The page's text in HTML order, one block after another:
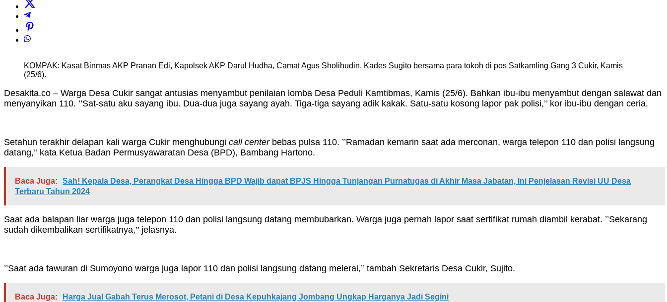
KOMPAK: Kasat Binmas AKP Pranan Edi, Kapolsek AKP Darul Hudha, Camat Agus Sholihudin, Kades Sugito bersama para tokoh di pos Satkamling Gang 3 Cukir, Kamis
(25/6).
Desakita.co – Warga Desa Cukir sangat antusias menyambut penilaian lomba Desa Peduli Kamtibmas, Kamis (25/6). Bahkan ibu-ibu menyambut dengan salawat dan
menyanyikan 110. ’’Sat-satu aku sayang ibu. Dua-dua juga sayang ayah. Tiga-tiga sayang adik kakak. Satu-satu kosong lapor pak polisi,’’ kor ibu-ibu dengan ceria.
Setahun terakhir delapan kali warga Cukir menghubungi call centerbebas pulsa 110. ’’Ramadan kemarin saat ada merconan, warga telepon 110 dan polisi langsung
datang,’’ kata Ketua Badan Permusyawaratan Desa (BPD), Bambang Hartono.
Baca Juga:
Sah! Kepala Desa, Perangkat Desa Hingga BPD Wajib dapat BPJS Hingga Tunjangan Purnatugas di Akhir Masa Jabatan, Ini Penjelasan Revisi UU Desa
Terbaru Tahun 2024
Saat ada balapan liar warga juga telepon 110 dan polisi langsung datang membubarkan. Warga juga pernah lapor saat sertifikat rumah diambil kerabat. ’’Sekarang
sudah dikembalikan sertifikatnya,’’ jelasnya.
’’Saat ada tawuran di Sumoyono warga juga lapor 110 dan polisi langsung datang melerai,’’ tambah Sekretaris Desa Cukir, Sujito.
Baca Juga: Harga Jual Gabah Terus Merosot, Petani di Desa Kepuhkajang Jombang Ungkap Harganya Jadi Segini